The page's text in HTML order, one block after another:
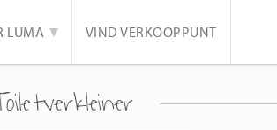
LUMA VIND VERKOOPPUNT